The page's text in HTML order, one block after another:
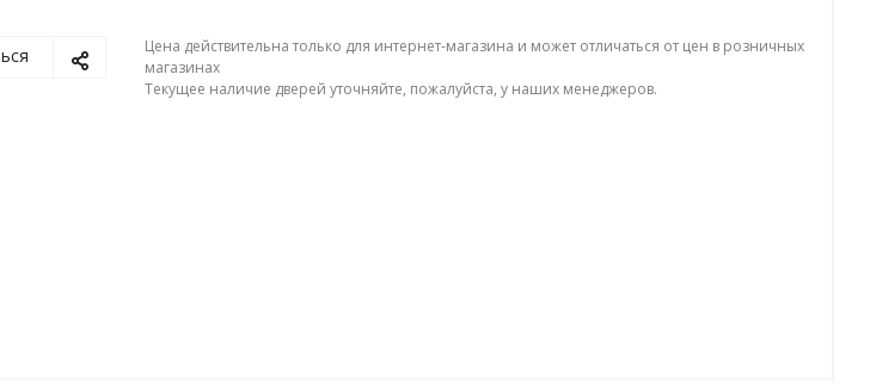
Цена действительна только для интернет-магазина и может отличаться от цен в розничных
магазинах
Текущее наличие дверей уточняйте, пожалуйста, у наших менеджеров.